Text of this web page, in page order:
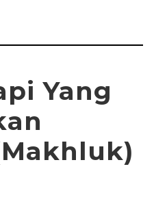
Yang